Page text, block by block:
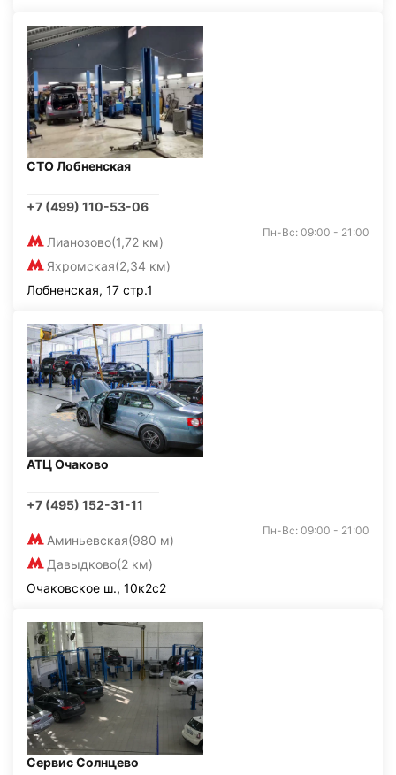
СТО Лобненская
+7 (499) 110-53-06
Лианозово(1,72 км)
Яхромская(2,34 км)
Пн-Вс: 09:00 - 21:00
Лобненская, 17 стр.1
АТЦ Очаково
+7 (495) 152-31-11
Аминьевская(980 м)
Давыдково(2 км)
Пн-Вс: 09:00 - 21:00
Очаковское ш., 10к2с2
Сервис Солнцево